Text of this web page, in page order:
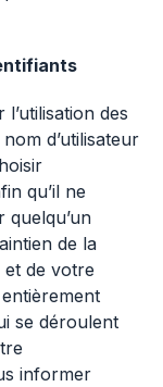
des
d’utilisateur
qu’il ne
quelqu’un
de la
et de votre
se déroulent
informer